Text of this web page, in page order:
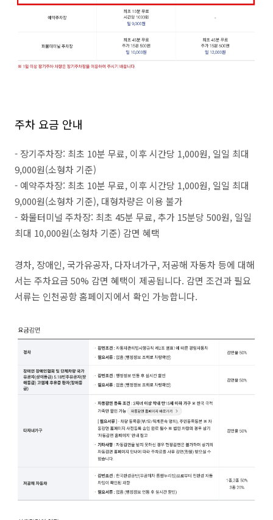
주차 요금 안내
- 장기주차장: 최초 10분 무료, 이후 시간당 1,000원, 일일 최대
9,000원(소형차 기준)
- 예약주차장: 최초 10분 무료, 이후 시간당 1,000원, 일일 최대
9,000원(소형차 기준), 대형차량은 이용 불가
- 화물터미널 주차장: 최초 45분 무료, 추가 15분당 500원, 일일
최대 10,000원(소형차 기준) 감면 혜택
경차, 장애인, 국가유공자, 다자녀가구, 저공해 자동차 등에 대해
서는 주차요금 50% 감면 혜택이 제공됩니다. 감면 조건과 필요
서류는 인천공항 홈페이지에서 확인 가능합니다.